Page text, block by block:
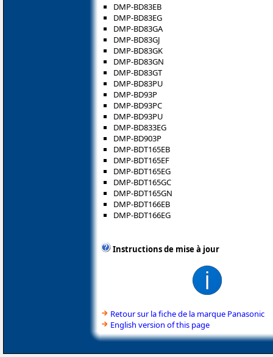
DMP-BD83EB
DMP-BD83EG
DMP-BD83GA
DMP-BD83GJ
DMP-BD83GK
DMP-BD83GN
DMP-BD83GT
DMP-BD83PU
DMP-BD93P
DMP-BD93PC
DMP-BD93PU
DMP-BD833EG
DMP-BD903P
DMP-BDT165EB
DMP-BDT165EF
DMP-BDT165EG
DMP-BDT165GC
DMP-BDT165GN
DMP-BDT166EB
DMP-BDT166EG
Instructions de mise à jour
Retour sur la fiche de la marque Panasonic
English version of this page